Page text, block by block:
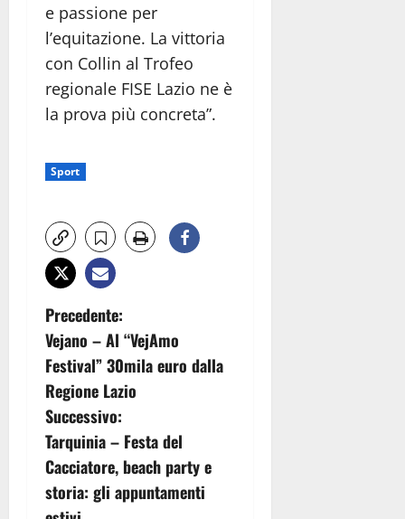
e passione per
l’equitazione. La vittoria
con Collin al Trofeo
regionale FISE Lazio ne è
la prova più concreta”.
Sport
N
a
v
i
g
a
Precedente:
Vejano – Al “VejAmo
Festival” 30mila euro dalla
Regione Lazio
Successivo:
Tarquinia – Festa del
Cacciatore, beach party e
storia: gli appuntamenti